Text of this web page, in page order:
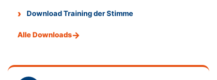
Download Training der Stimme
Alle Downloads